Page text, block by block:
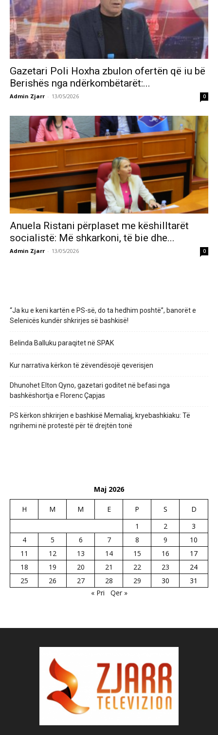
Gazetari Poli Hoxha zbulon ofertën që iu bë
Berishës nga ndërkombëtarët:...
Admin Zjarr - 13/05/2026 0
Anuela Ristani përplaset me këshilltarët
socialistë: Më shkarkoni, të bie dhe...
Admin Zjarr - 13/05/2026 0
“Ja ku e keni kartën e PS-së, do ta hedhim poshtë”, banorët e
Selenicës kundër shkrirjes së bashkisë!
Belinda Balluku paraqitet në SPAK
Kur narrativa kërkon të zëvendësojë qeverisjen
Dhunohet Elton Qyno, gazetari goditet në befasi nga
bashkëshortja e Florenc Çapjas
PS kërkon shkrirjen e bashkisë Memaliaj, kryebashkiaku: Të
ngrihemi në protestë për të drejtën tonë
Maj 2026
H M M E P S
D
1
2
3
4
5 6 7 8 9
10
11
12 13 14 15 16
17
18
19 20 21 22 23
24
25
26 27 28 29 30
31
« Pri
Qer »